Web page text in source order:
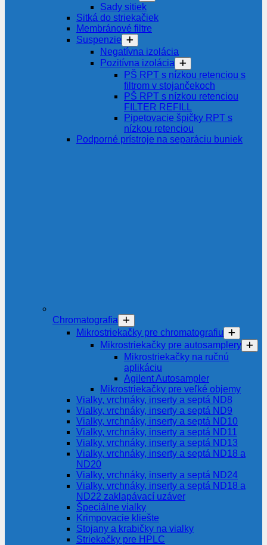
Sady sitiek
Sitká do striekačiek
Membránové filtre
Suspenzie
Negatívna izolácia
Pozitívna izolácia
PŠ RPT s nízkou retenciou s
filtrom v stojančekoch
PŠ RPT s nízkou retenciou
FILTER REFILL
Pipetovacie špičky RPT s
nízkou retenciou
Podporné prístroje na separáciu buniek
Chromatografia
Mikrostriekačky pre chromatografiu
Mikrostriekačky pre autosamplery
Mikrostriekačky na ručnú
aplikáciu
Agilent Autosampler
Mikrostriekačky pre veľké objemy
Vialky, vrchnáky, inserty a septá ND8
Vialky, vrchnáky, inserty a septá ND9
Vialky, vrchnáky, inserty a septá ND10
Vialky, vrchnáky, inserty a septá ND11
Vialky, vrchnáky, inserty a septá ND13
Vialky, vrchnáky, inserty a septá ND18 a
ND20
Vialky, vrchnáky, inserty a septá ND24
Vialky, vrchnáky, inserty a septá ND18 a
ND22 zaklapávací uzáver
Špeciálne vialky
Krimpovacie kliešte
Stojany a krabičky na vialky
Striekačky pre HPLC